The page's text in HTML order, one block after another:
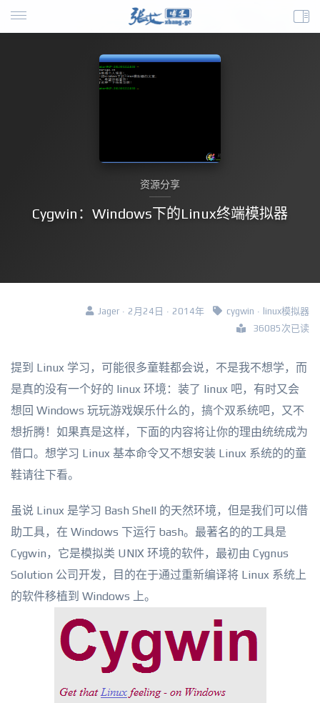
资源分享
Cygwin：Windows下的Linux终端模拟器
Jager · 2月24日 · 2014年 cygwin · linux模拟器
36085次已读
提到 Linux 学习，可能很多童鞋都会说，不是我不想学，而
是真的没有一个好的 linux 环境：装了 linux 吧，有时又会
想回 Windows 玩玩游戏娱乐什么的，搞个双系统吧，又不
想折腾！如果真是这样，下面的内容将让你的理由统统成为
借口。想学习 Linux 基本命令又不想安装 Linux 系统的的童
鞋请往下看。
虽说 Linux 是学习 Bash Shell 的天然环境，但是我们可以借
助工具，在 Windows 下运行 bash。最著名的的工具是
Cygwin，它是模拟类 UNIX 环境的软件，最初由 Cygnus
Solution 公司开发，目的在于通过重新编译将 Linux 系统上
的软件移植到 Windows 上。